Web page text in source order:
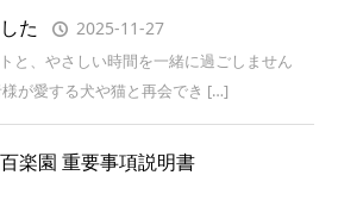
た 2025-11-27
と、やさしい時間を一緒に過ごしません
が愛する犬や猫と再会でき […]
楽園 重要事項説明書